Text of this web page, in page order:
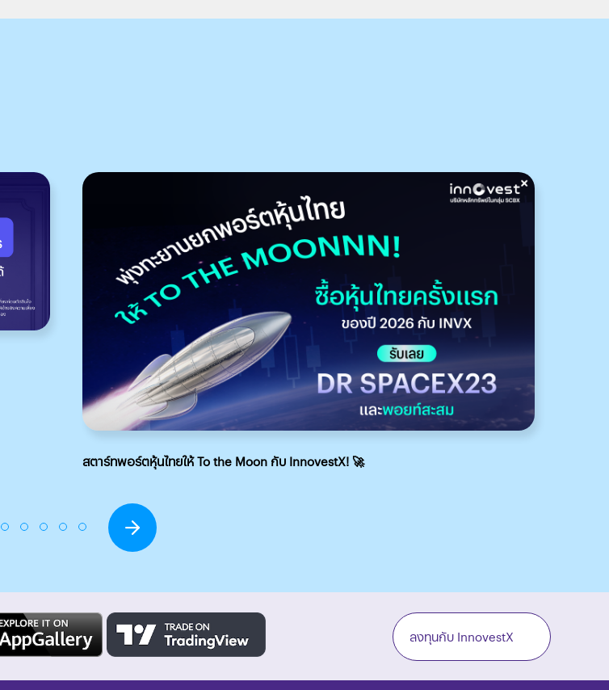
สตาร์ทพอร์ตหุ้นไทยให้ To the Moon กับ InnovestX! 🚀
ลงทุนกับ InnovestX